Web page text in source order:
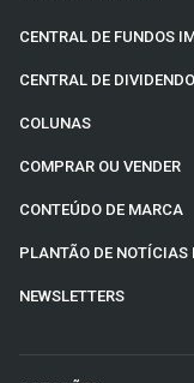
CENTRAL DE FUNDOS
CENTRAL DE
COLUNAS
COMPRAR OU VENDER
CONTEÚDO DE MARCA
PLANTÃO DE NOTÍCIAS
NEWSLETTERS